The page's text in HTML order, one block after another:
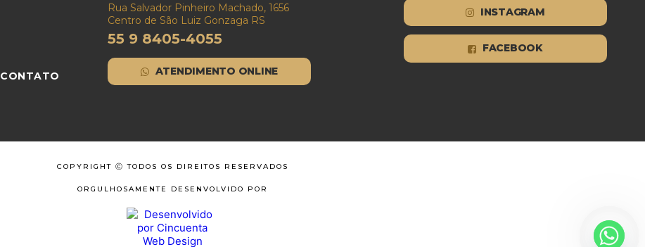
CONTATO
Rua Salvador Pinheiro Machado, 1656
Centro de São Luiz Gonzaga RS
55 9 8405-4055
ATENDIMENTO ONLINE
INSTAGRAM
FACEBOOK
COPYRIGHT Ⓒ TODOS OS DIREITOS RESERVADOS
ORGULHOSAMENTE DESENVOLVIDO POR